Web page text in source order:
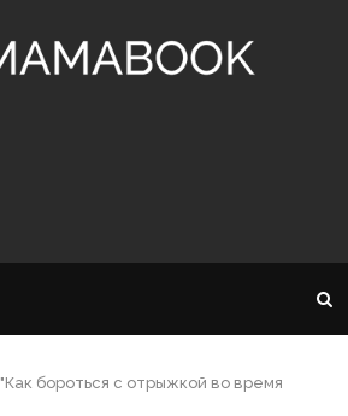
"Как бороться с отрыжкой во время